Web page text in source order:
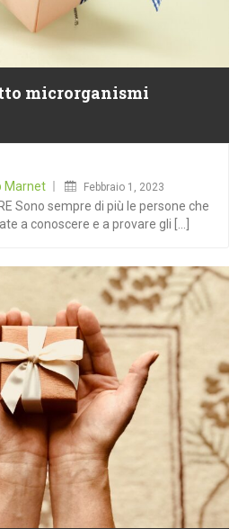
microrganismi
Marnet
Febbraio 1, 2023
Sono sempre di più le persone che
a conoscere e a provare gli [...]